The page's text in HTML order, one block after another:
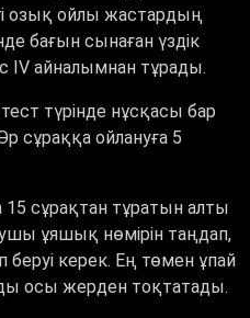
озық ойлы жастардың
бағын сынаған үздік
ІV айналымнан тұрады.
түрінде нұсқасы бар
сұраққа ойлануға 5
сұрақтан тұратын алты
ұяшық нөмірін таңдап,
беруі керек. Ең төмен ұпай
осы жерден тоқтатады.